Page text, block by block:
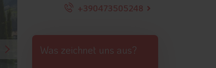
+390473505248
Was zeichnet uns aus?